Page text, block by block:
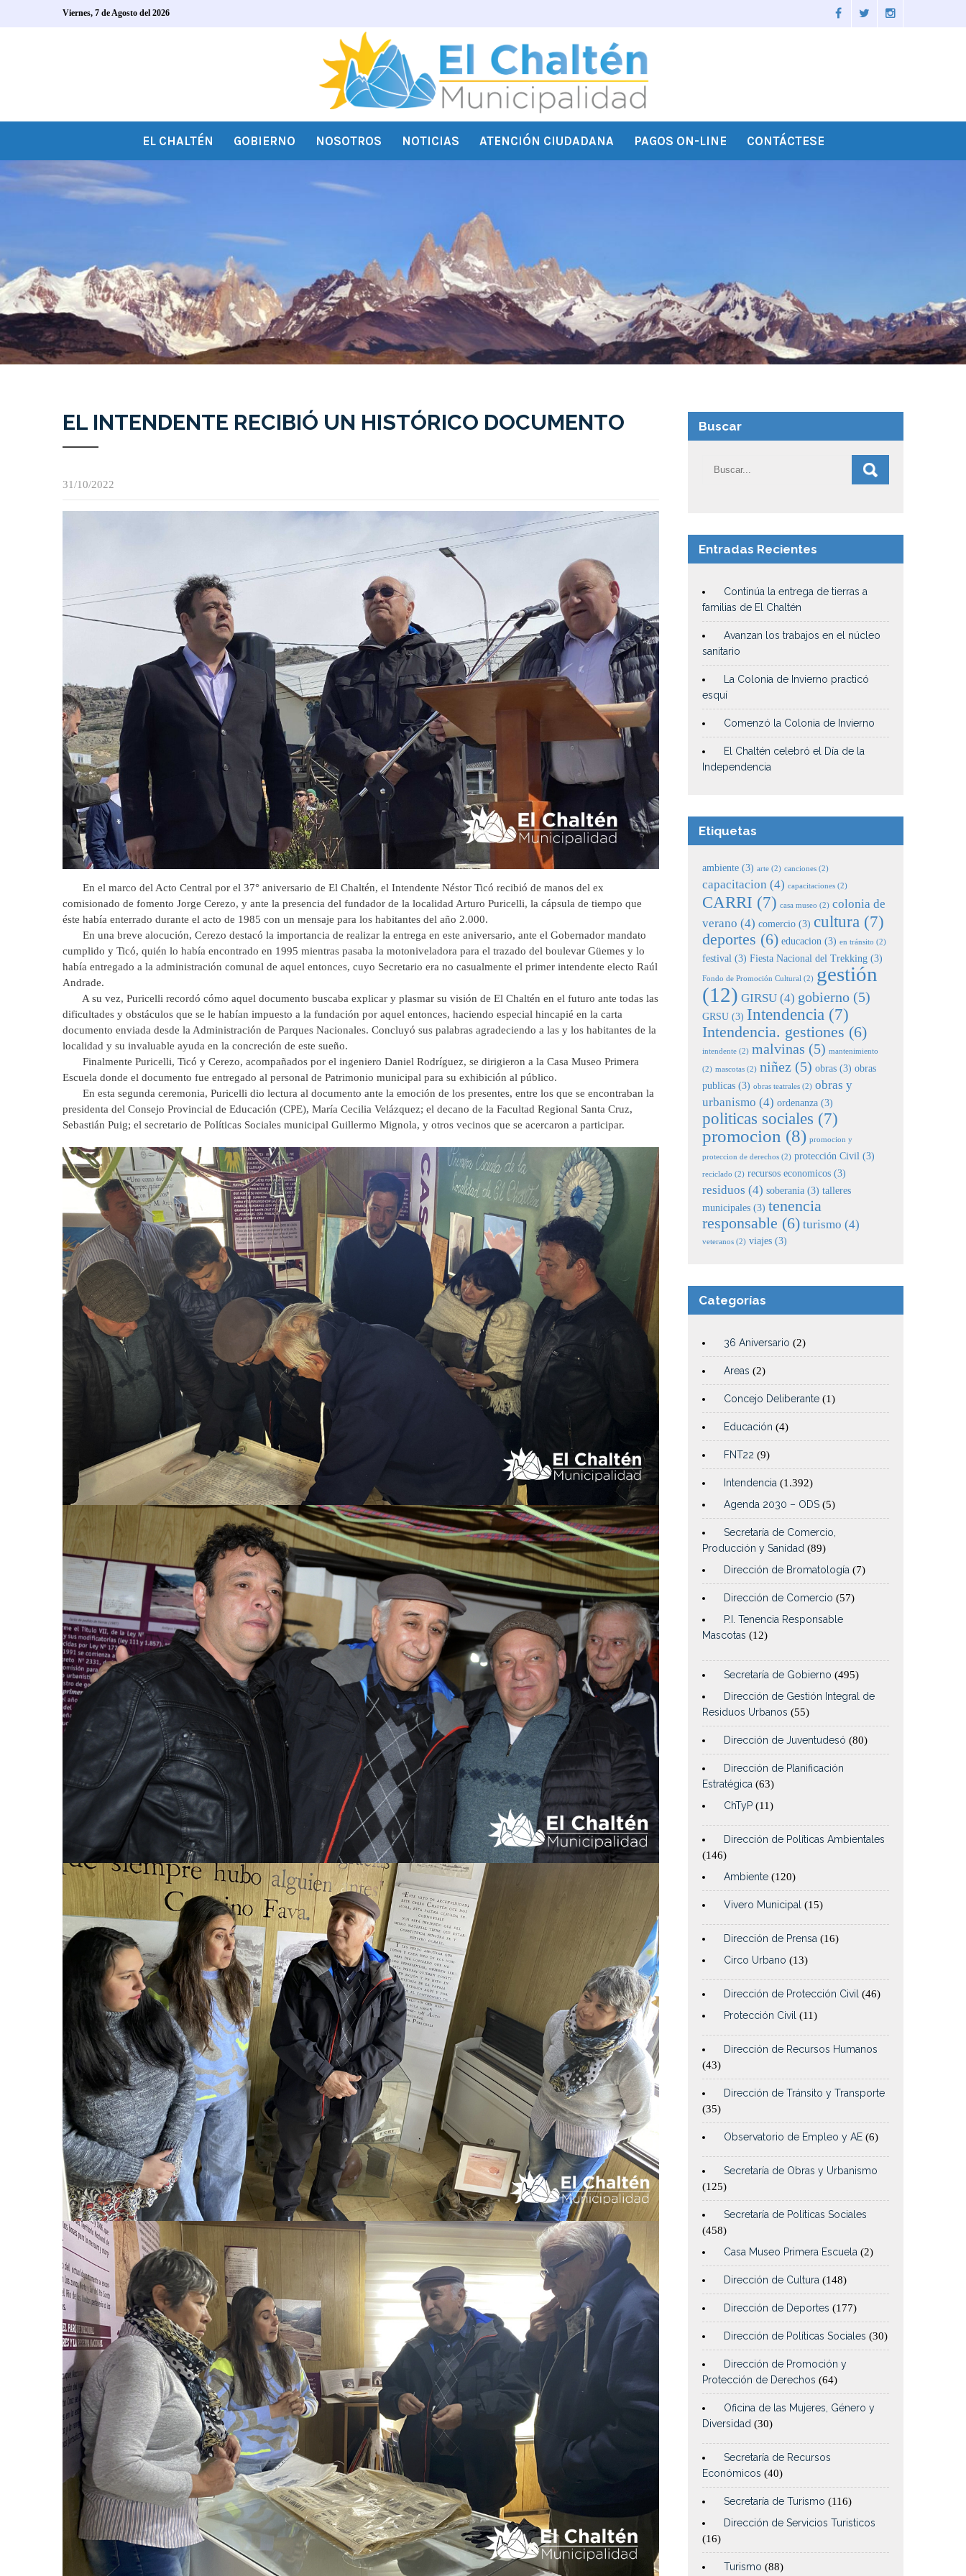
Viernes, 7 de Agosto del 2026
EL CHALTÉN GOBIERNO NOSOTROS NOTICIAS ATENCIÓN CIUDADANA PAGOS ON-LINE CONTÁCTESE
EL INTENDENTE RECIBIÓ UN HISTÓRICO DOCUMENTO
31/10/2022
En el marco del Acto Central por el 37° aniversario de El Chaltén, el Intendente Néstor Ticó recibió de manos del ex
comisionado de fomento Jorge Cerezo, y ante la presencia del fundador de la localidad Arturo Puricelli, la cápsula de tiempo que
éste había enterrado durante el acto de 1985 con un mensaje para los habitantes del año 2.000.
En una breve alocución, Cerezo destacó la importancia de realizar la entrega en este aniversario, ante el Gobernador mandato
cumplido y Ticó, quién lo había encontrado en 1995 mientras pasaba la motoniveladora para el trazado del boulevar Güemes y lo
había entregado a la administración comunal de aquel entonces, cuyo Secretario era no casualmente el primer intendente electo Raúl
Andrade.
A su vez, Puricelli recordó cómo aquel documento buscaba explicar y plasmar su visión de El Chaltén en el futuro ante todas las
dificultades y obstáculos que se le habían impuesto a la fundación por aquel entonces, haciendo especial hincapié en la carta
documento enviada desde la Administración de Parques Nacionales. Concluyó sus palabras agradeciendo a las y los habitantes de la
localidad y su invaluable ayuda en la concreción de este sueño.
Finalmente Puricelli, Ticó y Cerezo, acompañados por el ingeniero Daniel Rodríguez, se dirigieron a la Casa Museo Primera
Escuela donde el documento fue entregado al personal de Patrimonio municipal para su exhibición al público.
En esta segunda ceremonia, Puricelli dio lectura al documento ante la emoción de los presentes, entre los que se encontraban la
presidenta del Consejo Provincial de Educación (CPE), María Cecilia Velázquez; el decano de la Facultad Regional Santa Cruz,
Sebastián Puig; el secretario de Políticas Sociales municipal Guillermo Mignola, y otros vecinos que se acercaron a participar.
Buscar
Entradas Recientes
Continúa la entrega de tierras a
familias de El Chaltén
Avanzan los trabajos en el núcleo
sanitario
La Colonia de Invierno practicó
esquí
Comenzó la Colonia de Invierno
El Chaltén celebró el Día de la
Independencia
Etiquetas
ambiente (3) arte (2) canciones (2)
capacitacion (4) capacitaciones (2)
CARRI (7) casa museo (2) colonia de
verano (4) comercio (3) cultura (7)
deportes (6) educacion (3) en tránsito (2)
festival (3) Fiesta Nacional del Trekking (3)
Fondo de Promoción Cultural (2) gestión
(12) GIRSU (4) gobierno (5)
GRSU (3) Intendencia (7)
Intendencia. gestiones (6)
intendente (2) malvinas (5) mantenimiento
(2) mascotas (2) niñez (5) obras (3) obras
publicas (3) obras teatrales (2) obras y
urbanismo (4) ordenanza (3)
politicas sociales (7)
promocion (8) promocion y
proteccion de derechos (2) protección Civil (3)
reciclado (2) recursos economicos (3)
residuos (4) soberania (3) talleres
municipales (3) tenencia
responsable (6) turismo (4)
veteranos (2) viajes (3)
Categorías
36 Aniversario (2)
Areas (2)
Concejo Deliberante (1)
Educación (4)
FNT22 (9)
Intendencia (1.392)
Agenda 2030 – ODS (5)
Secretaría de Comercio,
Producción y Sanidad (89)
Dirección de Bromatología (7)
Dirección de Comercio (57)
P.I. Tenencia Responsable
Mascotas (12)
Secretaría de Gobierno (495)
Dirección de Gestión Integral de
Residuos Urbanos (55)
Dirección de Juventudesó (80)
Dirección de Planificación
Estratégica (63)
ChTyP (11)
Dirección de Políticas Ambientales
(146)
Ambiente (120)
Vivero Municipal (15)
Dirección de Prensa (16)
Circo Urbano (13)
Dirección de Protección Civil (46)
Protección Civil (11)
Dirección de Recursos Humanos
(43)
Dirección de Tránsito y Transporte
(35)
Observatorio de Empleo y AE (6)
Secretaría de Obras y Urbanismo
(125)
Secretaría de Políticas Sociales
(458)
Casa Museo Primera Escuela (2)
Dirección de Cultura (148)
Dirección de Deportes (177)
Dirección de Políticas Sociales (30)
Dirección de Promoción y
Protección de Derechos (64)
Oficina de las Mujeres, Género y
Diversidad (30)
Secretaría de Recursos
Económicos (40)
Secretaría de Turismo (116)
Dirección de Servicios Turisticos
(16)
Turismo (88)